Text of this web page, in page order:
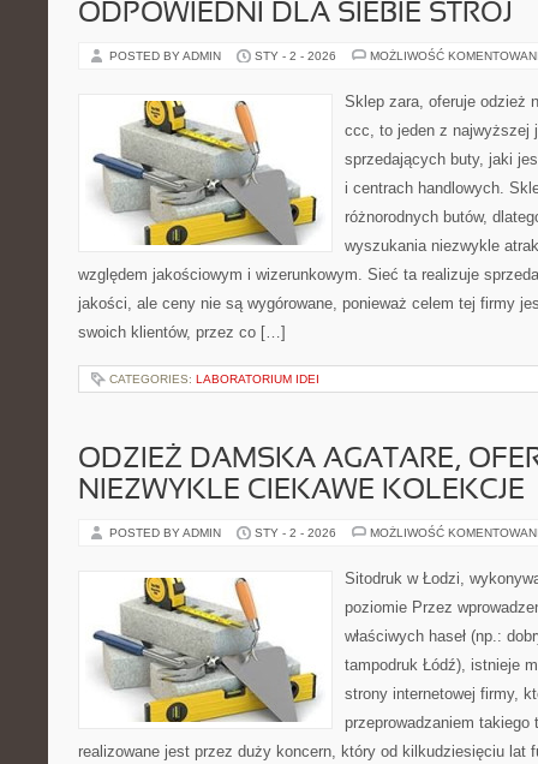
ODPOWIEDNI DLA SIEBIE STRÓJ
POSTED BY ADMIN STY - 2 - 2026 MOŻLIWOŚĆ
Sklep zara, oferuje odzież
ccc, to jeden z najwyższej
sprzedających buty, jaki
i centrach handlowych.
różnorodnych butów,
wyszukania niezwykle
względem jakościowym i wizerunkowym. Sieć ta realizuje
jakości, ale ceny nie są wygórowane, ponieważ celem tej firmy
swoich klientów, przez co […]
CATEGORIES: LABORATORIUM IDEI
ODZIEŻ DAMSKA AGATARE,
NIEZWYKLE CIEKAWE KOLEKCJE
POSTED BY ADMIN STY - 2 - 2026 MOŻLIWOŚĆ
Sitodruk w Łodzi,
poziomie Przez
właściwych haseł (np.:
tampodruk Łódź), istnieje
strony internetowej firmy,
przeprowadzaniem
realizowane jest przez duży koncern, który od kilkudziesięciu lat